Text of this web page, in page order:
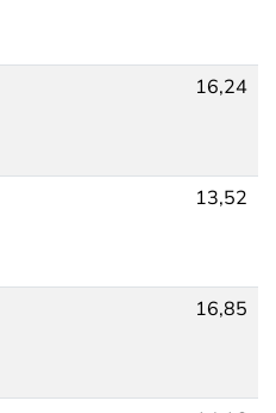
16,24
13,52
16,85